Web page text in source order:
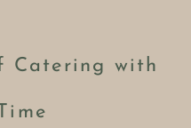
Catering with